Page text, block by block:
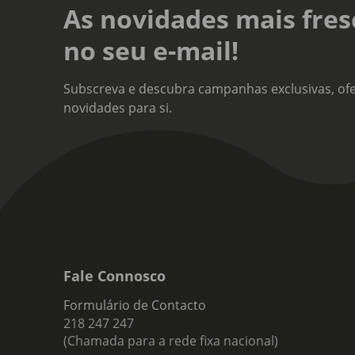
As novidades mais
no seu e-mail!
Subscreva e descubra campanhas exclusivas,
novidades para si.
Fale Connosco
Formulário de Contacto
218 247 247
(Chamada para a rede fixa nacional)